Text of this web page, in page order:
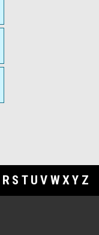
R S T U V WXY Z